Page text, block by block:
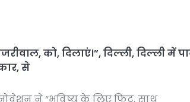
,को,दिलाएं।”,दिल्ली,दिल्ली में
,से